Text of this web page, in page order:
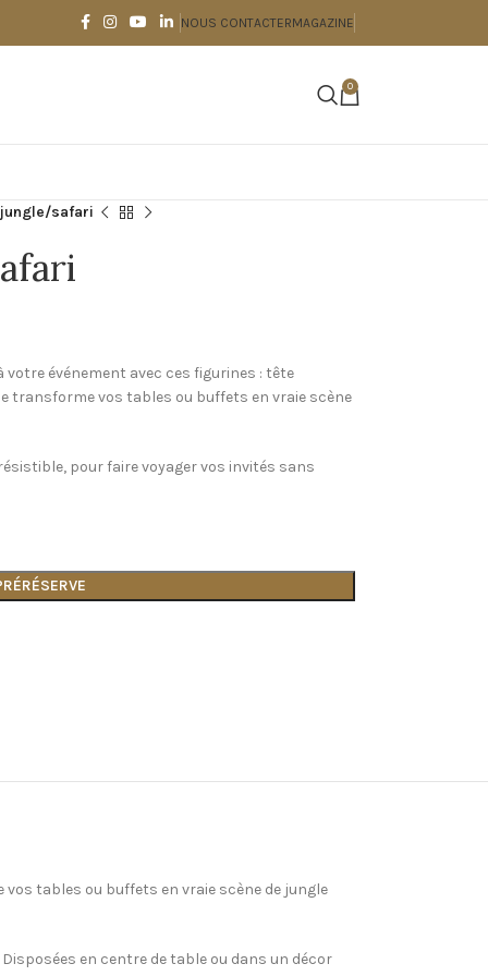
NOUS CONTACTERMAGAZINE
0
safari
événement avec ces figurines : tête
transforme vos tables ou buffets en vraie scène
pour faire voyager vos invités sans
tables ou buffets en vraie scène de jungle
en centre de table ou dans un décor